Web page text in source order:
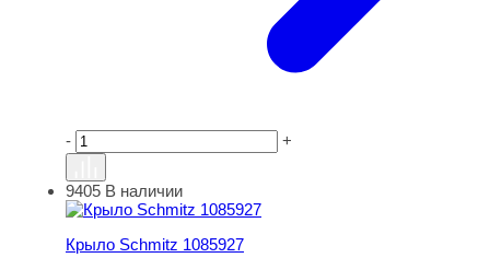
- +
Крыло Schmitz 1085927
9405 В наличии
Крыло Schmitz 1085927